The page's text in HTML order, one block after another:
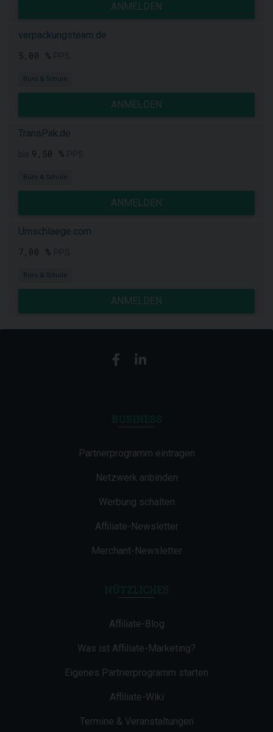
ANMELDEN
verpackungsteam.de
5,00 %
Büro & Schule
ANMELDEN
TransPak.de
9,50 %
Büro & Schule
ANMELDEN
Umschlaege.com
7,00 %
Büro & Schule
ANMELDEN
Partnerprogramm eintragen
Netzwerk anbinden
Werbung schalten
Affiliate-Newsletter
Merchant-Newsletter
Affiliate-Blog
Was ist Affiliate-Marketing?
Eigenes Partnerprogramm starten
Affiliate-Wiki
Termine & Veranstaltungen